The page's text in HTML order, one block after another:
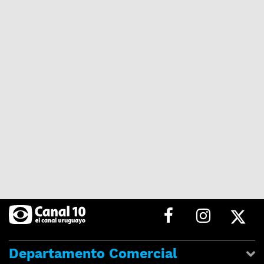
Departamento Comercial